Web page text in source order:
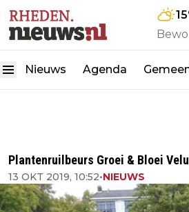
15
Nieuws Agenda
Plantenruilbeurs Groei & Bloei
13 OKT 2019, 10:52•NIEUWS